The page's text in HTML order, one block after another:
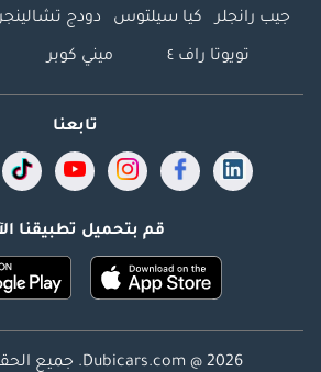
جيب رانجلر كيا سيلتوس دودج تشالينجر
تويوتا راف ٤ ميني كوبر
تابعنا
قم بتحميل تطبيقنا
Dubicars.com @ 2026. جميع الحقوق محفوظة.